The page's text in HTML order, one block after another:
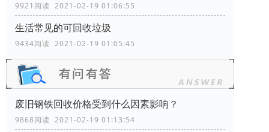
9921阅读 2021-02-19 01:06:55
生活常见的可回收垃圾
9434阅读 2021-02-19 01:05:45
废旧钢铁回收价格受到什么因素影响？
9868阅读 2021-02-19 01:13:54